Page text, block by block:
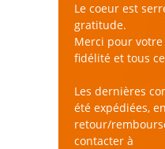
Le coeur est
gratitude.
Merci pour
fidélité et tous
Les dernières
été expédiées,
retour/
contacter à